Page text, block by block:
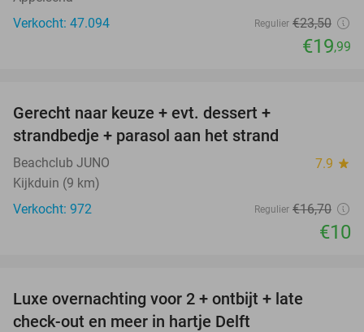
Verkocht: 47.094
Regulier €23,50
€19,99
Gerecht naar keuze + evt. dessert +
strandbedje + parasol aan het strand
Beachclub JUNO 7.9 star
Kijkduin (9 km)
Verkocht: 972
Regulier €16,70
€10
Luxe overnachting voor 2 + ontbijt + late
check-out en meer in hartje Delft